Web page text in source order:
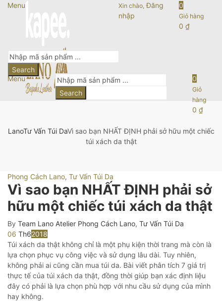
Menu Xin chào, Đăng
nhập
0
Giỏ hàng
0 ₫
Search
Menu
Search
0
Giỏ
hàng
0₫
LanoTư Vấn Túi DaVì sao bạn NHẤT ĐỊNH phải sở hữu một chiếc
túi xách da thật
Phong Cách Lano, Tư Vấn Túi Da
Vì sao bạn NHẤT ĐỊNH phải sở
hữu một chiếc túi xách da thật
By Team Lano Atelier Phong Cách Lano, Tư Vấn Túi Da
06 Th62018
Túi xách da thật không chỉ là một phụ kiện thời trang mà còn là
lựa chọn phục vụ công việc và sử dụng lâu dài. Tuy nhiên,
không phải ai cũng cần mua túi da. Bài viết phân tích 7 giá trị
thực tế của túi xách da thật, đồng thời giúp bạn xác định liệu
đây có phải là lựa chọn phù hợp với nhu cầu sử dụng của mình
hay không.